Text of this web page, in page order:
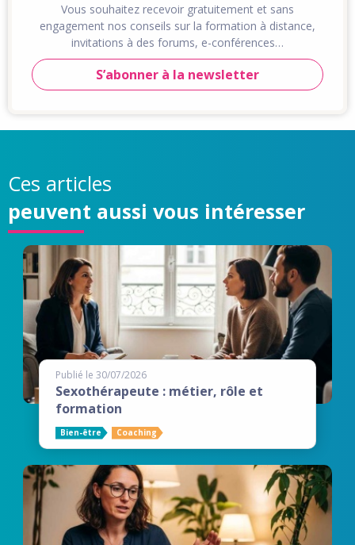
Vous souhaitez recevoir gratuitement et sans
engagement nos conseils sur la formation à distance,
invitations à des forums, e-conférences…
S’abonner à la newsletter
Ces articles
peuvent aussi vous intéresser
Publié le 30/07/2026
Sexothérapeute : métier, rôle et
formation
Bien-être Coaching